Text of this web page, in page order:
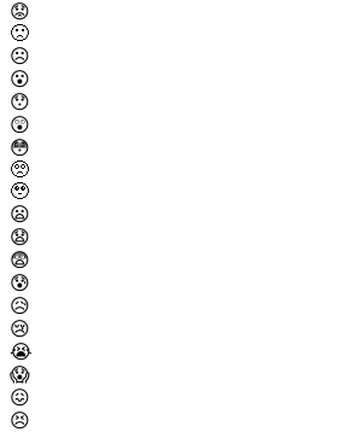
😟
🙁
☹️
😮
😯
😲
😳
🥺
🥹
😦
😧
😨
😰
😥
😢
😭
😱
😖
😣